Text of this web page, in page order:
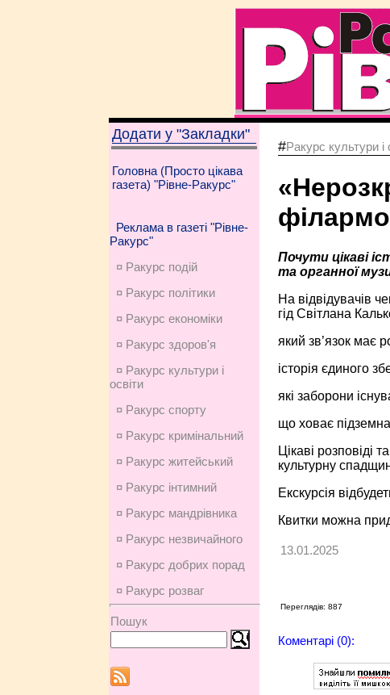
Додати у "Закладки"
Головна (Просто цікава
газета) "Рівне-Ракурс"
Реклама в газеті "Рівне-
Ракурс"
¤ Ракурс подій
¤ Ракурс політики
¤ Ракурс економiки
¤ Ракурс здоров'я
¤ Ракурс культури і
освіти
¤ Ракурс спорту
¤ Ракурс кримінальний
¤ Ракурс житейський
¤ Ракурс інтимний
¤ Ракурс мандрівника
¤ Ракурс незвичайного
¤ Ракурс добрих порад
¤ Ракурс розваг
Пошук
#Ракурс культури і
Почути цікаві
та органної
На відвідувачів
гід Світлана
який зв’язок має
історія єдиного
які заборони
що ховає
Цікаві розповіді
культурну
Екскурсія
Квитки можна
13.01.2025
Переглядів: 887
Коментарі (0):